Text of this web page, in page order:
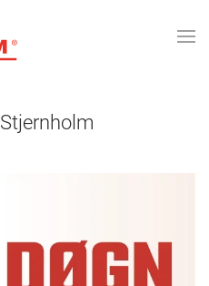
Stjernholm